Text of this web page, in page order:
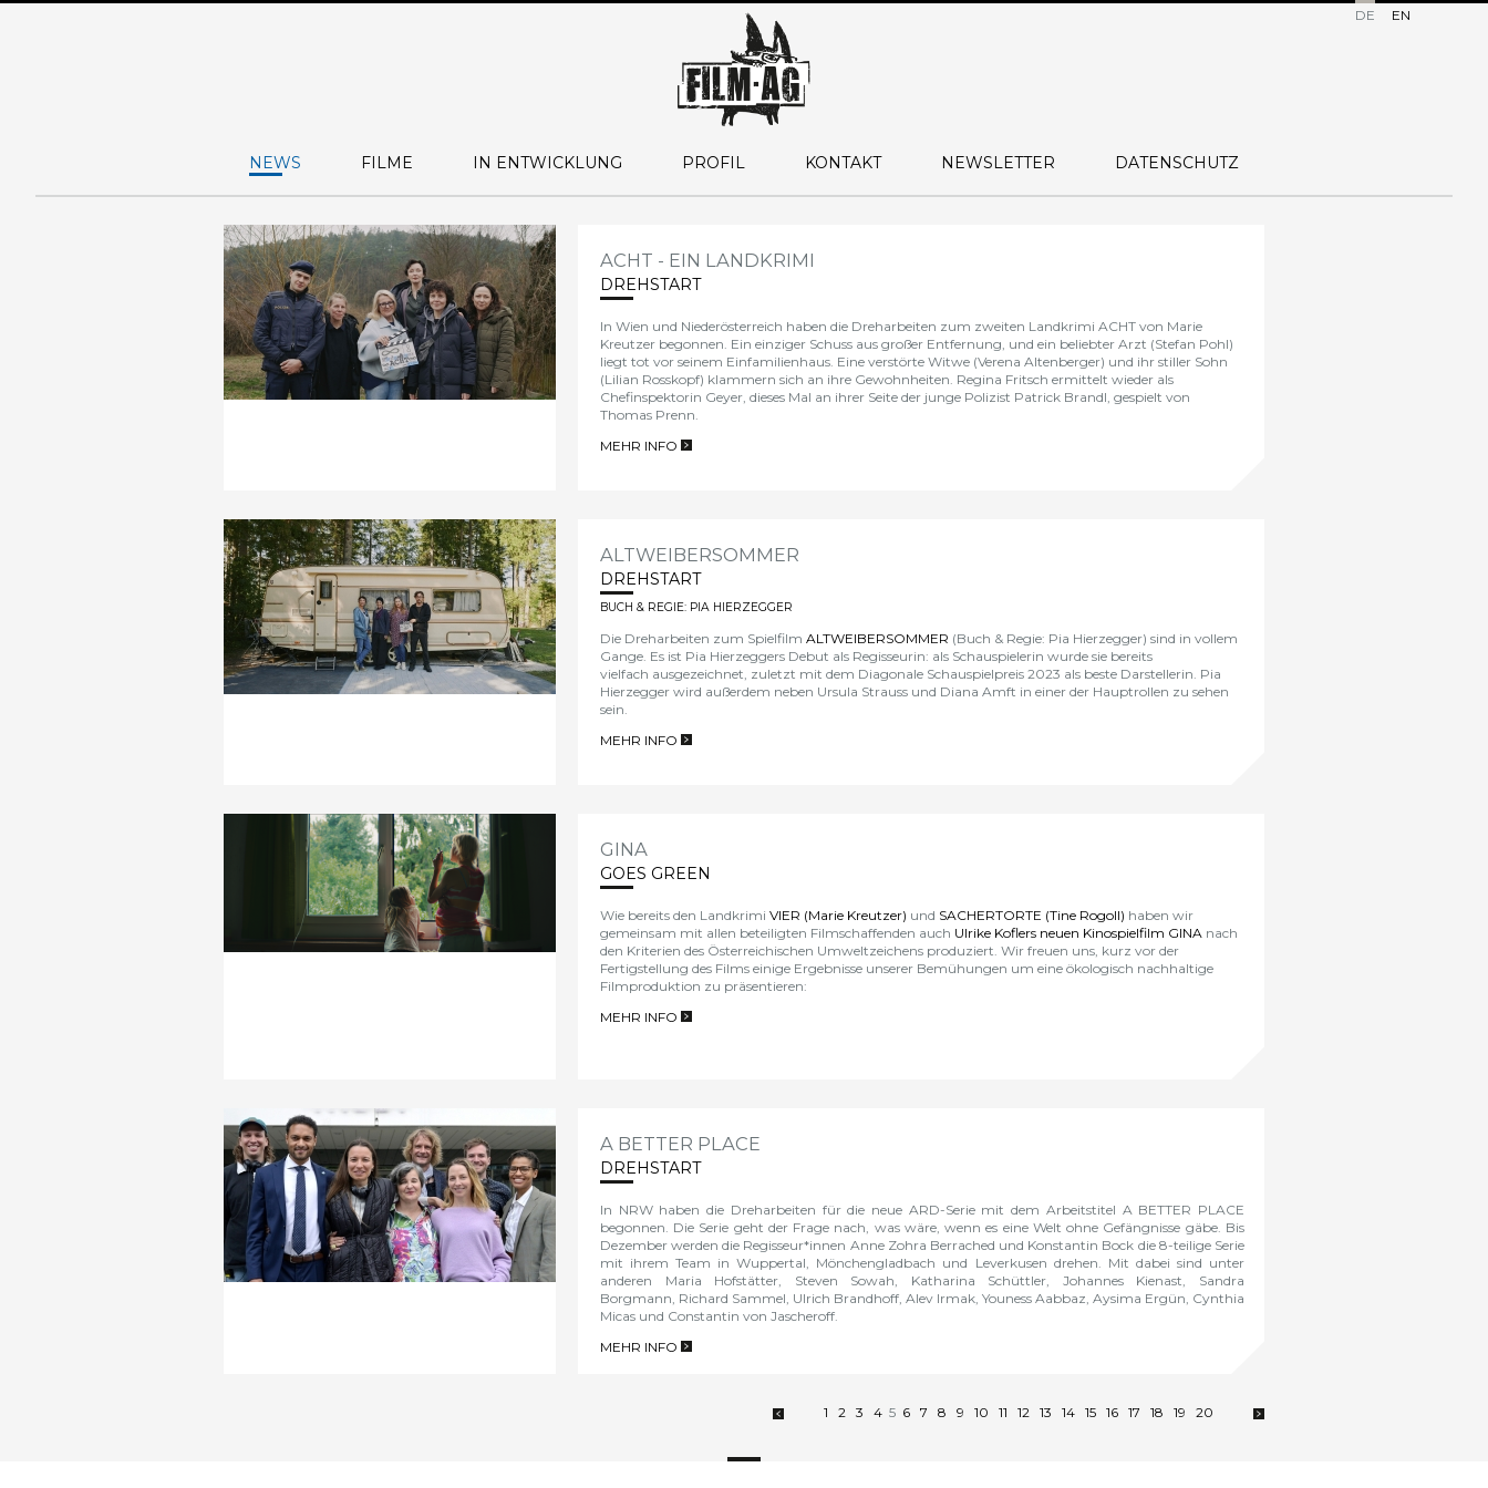
DE EN
NEWS FILME IN ENTWICKLUNG PROFIL KONTAKT NEWSLETTER DATENSCHUTZ
ACHT - EIN LANDKRIMI
DREHSTART
In Wien und Niederösterreich haben die Dreharbeiten zum zweiten Landkrimi ACHT von Marie
Kreutzer begonnen. Ein einziger Schuss aus großer Entfernung, und ein beliebter Arzt (Stefan Pohl)
liegt tot vor seinem Einfamilienhaus. Eine verstörte Witwe (Verena Altenberger) und ihr stiller Sohn
(Lilian Rosskopf) klammern sich an ihre Gewohnheiten. Regina Fritsch ermittelt wieder als
Chefinspektorin Geyer, dieses Mal an ihrer Seite der junge Polizist Patrick Brandl, gespielt von
Thomas Prenn.
MEHR INFO
ALTWEIBERSOMMER
DREHSTART
BUCH & REGIE: PIA HIERZEGGER
Die Dreharbeiten zum Spielfilm ALTWEIBERSOMMER (Buch & Regie: Pia Hierzegger) sind in vollem
Gange. Es ist Pia Hierzeggers Debut als Regisseurin: als Schauspielerin wurde sie bereits
vielfach ausgezeichnet, zuletzt mit dem Diagonale Schauspielpreis 2023 als beste Darstellerin. Pia
Hierzegger wird außerdem neben Ursula Strauss und Diana Amft in einer der Hauptrollen zu sehen
sein.
MEHR INFO
GINA
GOES GREEN
Wie bereits den Landkrimi VIER (Marie Kreutzer) und SACHERTORTE (Tine Rogoll) haben wir
gemeinsam mit allen beteiligten Filmschaffenden auch Ulrike Koflers neuen Kinospielfilm GINAnach
den Kriterien des Österreichischen Umweltzeichens produziert. Wir freuen uns, kurz vor der
Fertigstellung des Films einige Ergebnisse unserer Bemühungen um eine ökologisch nachhaltige
Filmproduktion zu präsentieren:
MEHR INFO
A BETTER PLACE
DREHSTART
In NRW haben die Dreharbeiten für die neue ARD-Serie mit dem Arbeitstitel A BETTER PLACE
begonnen. Die Serie geht der Frage nach, was wäre, wenn es eine Welt ohne Gefängnisse gäbe. Bis
Dezember werden die Regisseur*innen Anne Zohra Berrached und Konstantin Bock die 8-teilige Serie
mit ihrem Team in Wuppertal, Mönchengladbach und Leverkusen drehen. Mit dabei sind unter
anderen Maria Hofstätter, Steven Sowah, Katharina Schüttler, Johannes Kienast, Sandra
Borgmann, Richard Sammel, Ulrich Brandhoff, Alev Irmak, Youness Aabbaz, Aysima Ergün, Cynthia
Micas und Constantin von Jascheroff.
MEHR INFO
1 2 3 4 5 6 7 8 9 10 11 12 13 14 15 16 17 18 19 20